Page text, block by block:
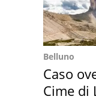
Belluno
Caso
Cime di